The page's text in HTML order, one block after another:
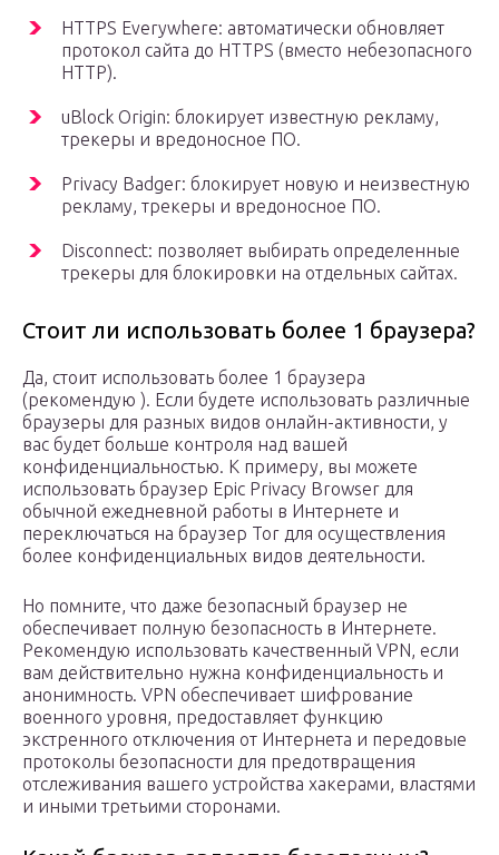
HTTPS Everywhere: автоматически обновляет
протокол сайта до HTTPS (вместо небезопасного
HTTP).
uBlock Origin: блокирует известную рекламу,
трекеры и вредоносное ПО.
Privacy Badger: блокирует новую и неизвестную
рекламу, трекеры и вредоносное ПО.
Disconnect: позволяет выбирать определенные
трекеры для блокировки на отдельных сайтах.
Стоит ли использовать более 1 браузера?
Да, стоит использовать более 1 браузера
(рекомендую ). Если будете использовать различные
браузеры для разных видов онлайн-активности, у
вас будет больше контроля над вашей
конфиденциальностью. К примеру, вы можете
использовать браузер Epic Privacy Browser для
обычной ежедневной работы в Интернете и
переключаться на браузер Tor для осуществления
более конфиденциальных видов деятельности.
Но помните, что даже безопасный браузер не
обеспечивает полную безопасность в Интернете.
Рекомендую использовать качественный VPN, если
вам действительно нужна конфиденциальность и
анонимность. VPN обеспечивает шифрование
военного уровня, предоставляет функцию
экстренного отключения от Интернета и передовые
протоколы безопасности для предотвращения
отслеживания вашего устройства хакерами, властями
и иными третьими сторонами.